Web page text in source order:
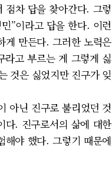
점차 답을 찾아간다. 그렇
”이라고 답을 한다. 이런
게 만든다. 그러한 노력은
라고 부르는 게 그렇게 싫
것은 싫었지만 진구가 잊
아닌 진구로 불리었던 것
다. 진구로서의 삶에 대한
해야 했다. 그렇기 때문에